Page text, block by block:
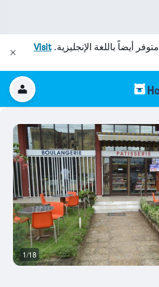
متوفر أيضاً باللغة الإنجليزية.Visit
1/18